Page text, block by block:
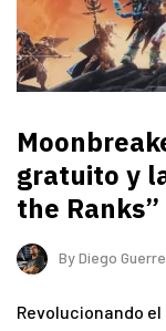
gratuito y
the Ranks”
ByDiego
Revolucionando